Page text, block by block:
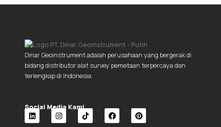
Dinar Geoinstrument adalah perusahaan yang bergerak di
bidang distributor alat survey pemetaan terpercaya dan
terlengkap di Indonesia.
Social Media Kami.